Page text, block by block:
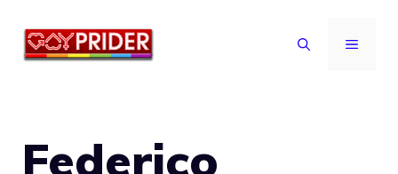
MENU
Federico